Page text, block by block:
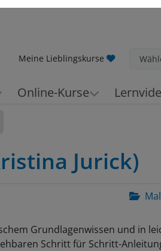
Online-Kurse
Jurick)
Grundlagenwissen und in
Schritt für Schritt-